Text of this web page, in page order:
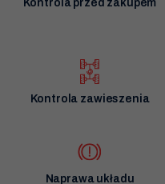
Kontrola przed zakupem
Kontrola zawieszenia
Naprawa układu